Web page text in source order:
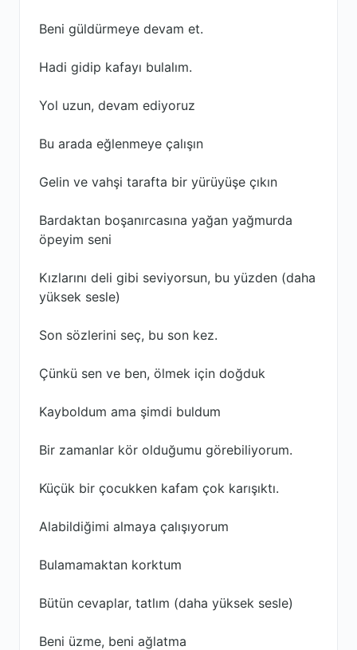
Beni güldürmeye devam et.
Hadi gidip kafayı bulalım.
Yol uzun, devam ediyoruz
Bu arada eğlenmeye çalışın
Gelin ve vahşi tarafta bir yürüyüşe çıkın
Bardaktan boşanırcasına yağan yağmurda
öpeyim seni
Kızlarını deli gibi seviyorsun, bu yüzden (daha
yüksek sesle)
Son sözlerini seç, bu son kez.
Çünkü sen ve ben, ölmek için doğduk
Kayboldum ama şimdi buldum
Bir zamanlar kör olduğumu görebiliyorum.
Küçük bir çocukken kafam çok karışıktı.
Alabildiğimi almaya çalışıyorum
Bulamamaktan korktum
Bütün cevaplar, tatlım (daha yüksek sesle)
Beni üzme, beni ağlatma